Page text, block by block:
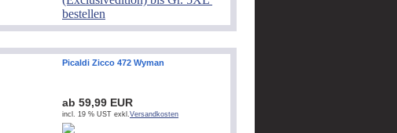
Picaldi Zicco 472 Wyman
ab 59,99 EUR
incl. 19 % UST exkl.Versandkosten